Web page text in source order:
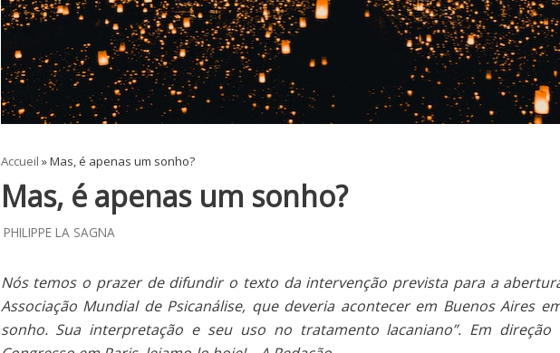
Accueil »Mas, é apenas um sonho?
Mas, é apenas um sonho?
PHILIPPE LA SAGNA
Nós temos o prazer de difundir o texto da intervenção prevista para a
Associação Mundial de Psicanálise, que deveria acontecer em Buenos Aires
sonho. Sua interpretação e seu uso no tratamento lacaniano”. Em